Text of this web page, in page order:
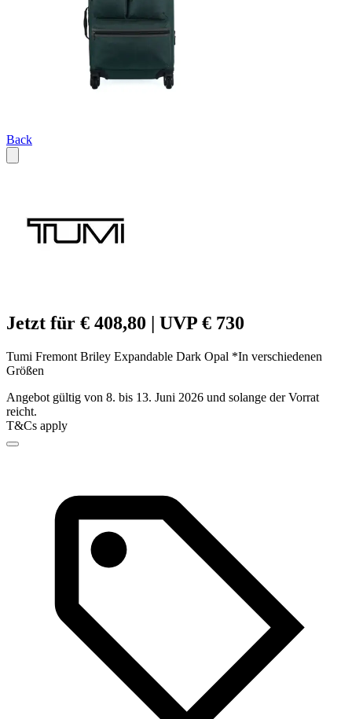
Back
Jetzt für € 408,80 | UVP € 730
Tumi Fremont Briley Expandable Dark Opal *In verschiedenen
Größen
Angebot gültig von 8. bis 13. Juni 2026 und solange der Vorrat
reicht.
T&Cs apply